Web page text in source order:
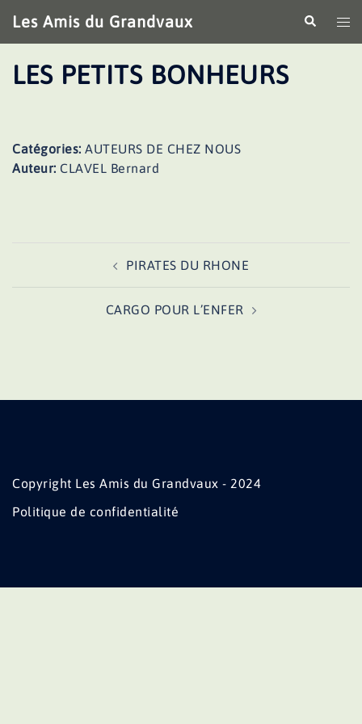
au
contenu
Les Amis du Grandvaux
le
LES PETITS BONHEURS
Catégories: AUTEURS DE CHEZ NOUS
Auteur: CLAVEL Bernard
PIRATES DU RHONE
CARGO POUR L’ENFER
Copyright Les Amis du Grandvaux - 2024
Politique de confidentialité